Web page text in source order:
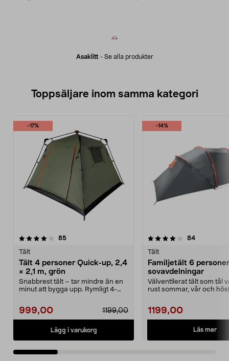
Asaklitt - Se alla produkter
Toppsäljare inom samma kategori
-17%
85recensioner
Tält
Tält 4 personer Quick-up, 2,4
× 2,1 m, grön
Snabbrest tält – tar mindre än en
minut att bygga upp. Rymligt 4-
999,00 1199,00
Lägg i varukorg
-14%
4.0 av 5 stjärnor 84recensioner
Tält
Familjetält 6
sovavdelningar
Välventilerat tält som tål
rust sommar, vår och
1199,00
Läs mer
3.0 av 5 stjärnor